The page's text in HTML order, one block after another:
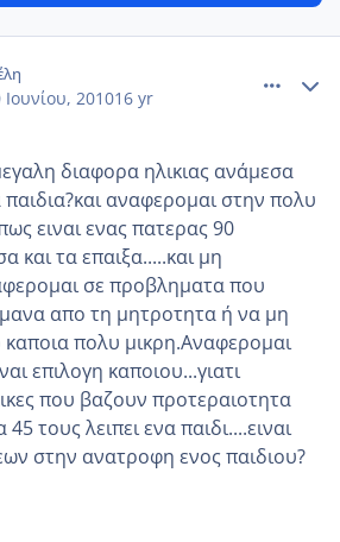
Ιουνίου, 201016 yr
διαφορα ηλικιας ανάμεσα
παιδια?και αναφερομαι στην πολυ
ειναι ενας πατερας 90
και τα επαιξα.....και μη
σε προβληματα που
απο τη μητροτητα ή να μη
πολυ μικρη.Αναφερομαι
επιλογη καποιου...γιατι
που βαζουν προτεραιοτητα
τους λειπει ενα παιδι....ειναι
στην ανατροφη ενος παιδιου?